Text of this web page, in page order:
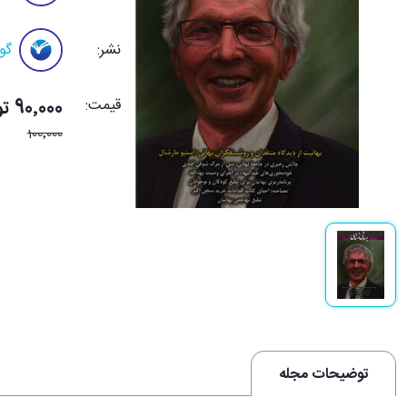
نشر:
قیمت: 90٬000 تومان
100٬000
توضیحات مجله